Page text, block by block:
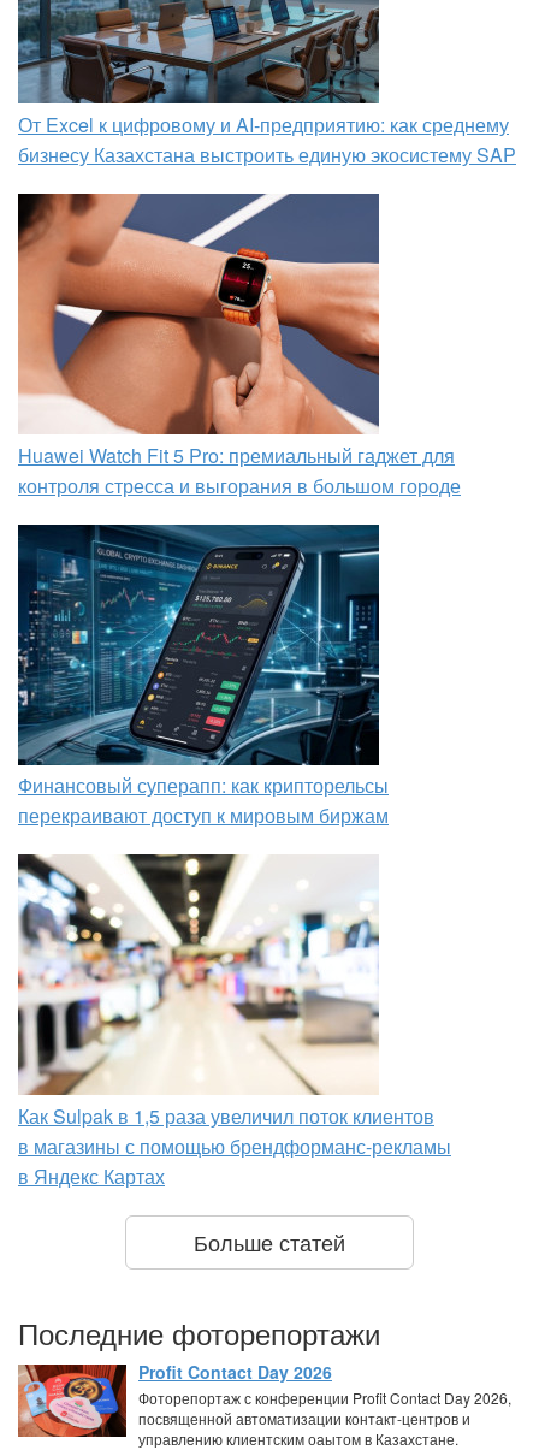
От Excel к цифровому и AI‑предприятию: как среднему
бизнесу Казахстана выстроить единую экосистему SAP
Huawei Watch Fit 5 Pro: премиальный гаджет для
контроля стресса и выгорания в большом городе
Финансовый суперапп: как крипторельсы
перекраивают доступ к мировым биржам
Как Sulpak в 1,5 раза увеличил поток клиентов
в магазины с помощью брендформанс-рекламы
в Яндекс Картах
Больше статей
Последние фоторепортажи
Profit Contact Day 2026
Фоторепортаж с конференции Profit Contact Day 2026,
посвященной автоматизации контакт-центров и
управлению клиентским оаытом в Казахстане.